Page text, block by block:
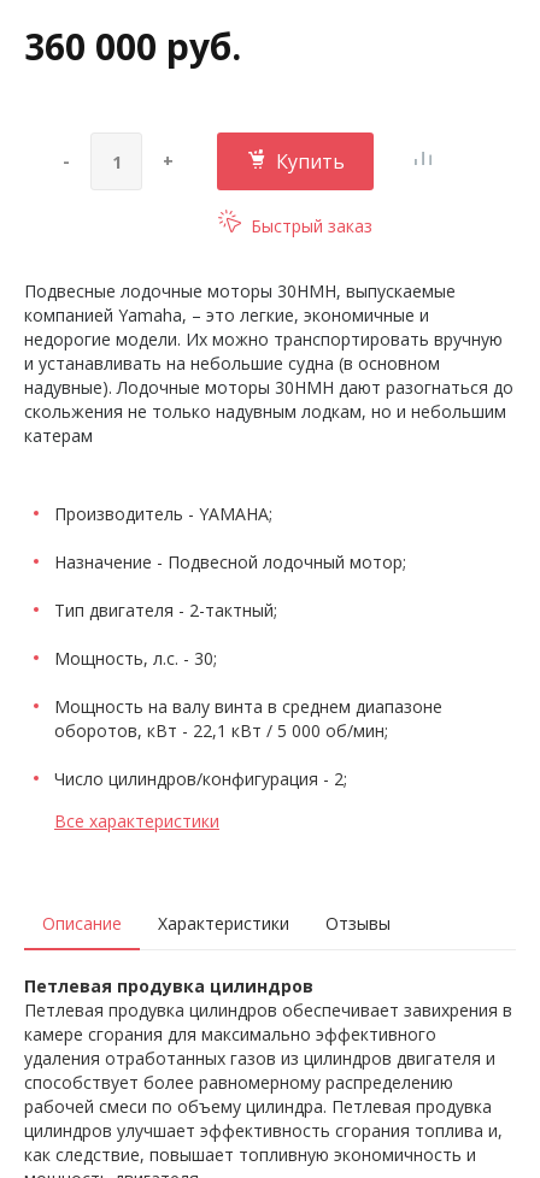
360 000 руб.
- + Купить
Быстрый заказ
Подвесные лодочные моторы 30HMH, выпускаемые
компанией Yamaha, – это легкие, экономичные и
недорогие модели. Их можно транспортировать вручную
и устанавливать на небольшие судна (в основном
надувные). Лодочные моторы 30HMH дают разогнаться до
скольжения не только надувным лодкам, но и небольшим
катерам
Производитель - YAMAHA;
Назначение - Подвесной лодочный мотор;
Тип двигателя - 2-тактный;
Мощность, л.с. - 30;
Мощность на валу винта в среднем диапазоне
оборотов, кВт - 22,1 кВт / 5 000 об/мин;
Число цилиндров/конфигурация - 2;
Все характеристики
Описание Характеристики Отзывы
Петлевая продувка цилиндров
Петлевая продувка цилиндров обеспечивает завихрения в
камере сгорания для максимально эффективного
удаления отработанных газов из цилиндров двигателя и
способствует более равномерному распределению
рабочей смеси по объему цилиндра. Петлевая продувка
цилиндров улучшает эффективность сгорания топлива и,
как следствие, повышает топливную экономичность и